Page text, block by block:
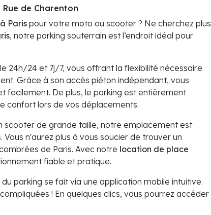
de Charenton
Paris pour votre moto ou scooter ? Ne cherchez plus
, notre parking souterrain est l’endroit idéal pour
24h/24 et 7j/7, vous offrant la flexibilité nécessaire
Grâce à son accès piéton indépendant, vous
De plus, le parking est entièrement
confort lors de vos déplacements.
scooter de grande taille, notre emplacement est
n'aurez plus à vous soucier de trouver un
de Paris. Avec notre location de place
fiable et pratique.
parking se fait via une application mobile intuitive.
! En quelques clics, vous pourrez accéder